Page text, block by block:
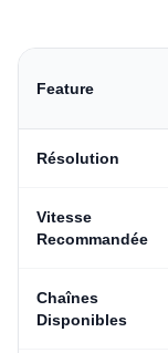
Feature
Résolution
Vitesse
Recommandée
Chaînes
Disponibles